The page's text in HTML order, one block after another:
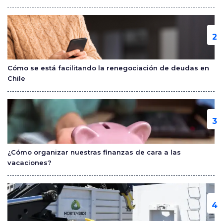
k
Cómo se está facilitando la renegociación de deudas en
Chile
¿Cómo organizar nuestras finanzas de cara a las
vacaciones?